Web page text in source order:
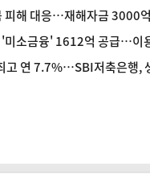
피해 대응…재해자금 3000
'미소금융' 1612억 공급…이
고 연 7.7%…SBI저축은행,